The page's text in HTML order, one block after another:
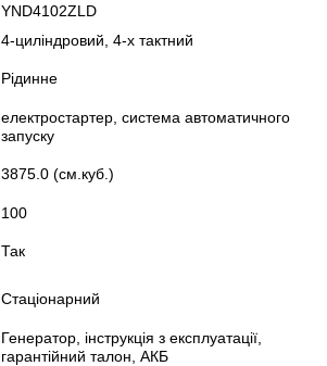
YND4102ZLD
4-циліндровий, 4-х тактний
Рідинне
електростартер, система автоматичного
запуску
3875.0 (см.куб.)
100
Так
Стаціонарний
Генератор, інструкція з експлуатації,
гарантійний талон, АКБ